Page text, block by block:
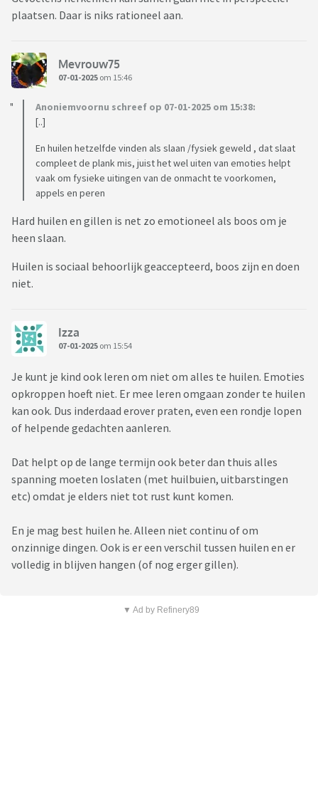
plaatsen. Daar is niks rationeel aan.
Mevrouw75
07-01-2025 om 15:46
Anoniemvoornu schreef op 07-01-2025 om 15:38:
[..]
En huilen hetzelfde vinden als slaan /fysiek geweld , dat slaat
compleet de plank mis, juist het wel uiten van emoties helpt
vaak om fysieke uitingen van de onmacht te voorkomen,
appels en peren
Hard huilen en gillen is net zo emotioneel als boos om je
heen slaan.
Huilen is sociaal behoorlijk geaccepteerd, boos zijn en doen
niet.
Izza
07-01-2025 om 15:54
Je kunt je kind ook leren om niet om alles te huilen. Emoties
opkroppen hoeft niet. Er mee leren omgaan zonder te huilen
kan ook. Dus inderdaad erover praten, even een rondje lopen
of helpende gedachten aanleren.
Dat helpt op de lange termijn ook beter dan thuis alles
spanning moeten loslaten (met huilbuien, uitbarstingen
etc) omdat je elders niet tot rust kunt komen.
En je mag best huilen he. Alleen niet continu of om
onzinnige dingen. Ook is er een verschil tussen huilen en er
volledig in blijven hangen (of nog erger gillen).
▼ Ad by Refinery89